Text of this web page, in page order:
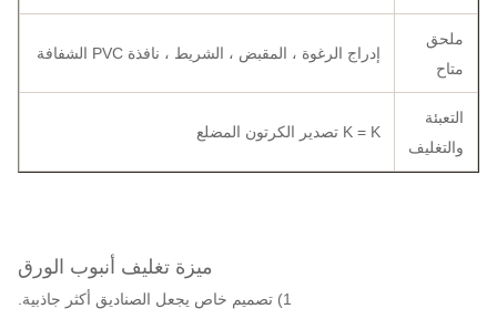
ملحق
متاح
إدراج الرغوة ، المقبض ، الشريط ، نافذة PVC الشفافة
التعبئة
والتغليف
K = K تصدير الكرتون المضلع
ميزة تغليف أنبوب الورق
1) تصميم خاص يجعل الصناديق أكثر جاذبية.